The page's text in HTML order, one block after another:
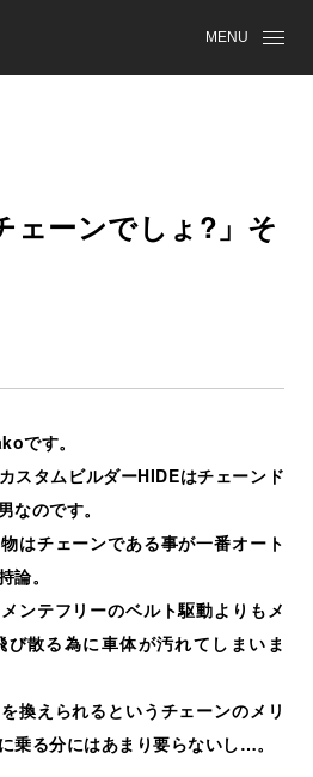
MENU
ェーンでし ょ ?」 そ
です。
スタムビルダーHIDEはチェーンド
なのです。
はチェーンである事が一番オート
論。
ンテフリーのベルト駆動よりもメ
散る為に車体が汚れてしまいま
換えられるというチェーンのメリ
乗る分にはあまり要らないし…。